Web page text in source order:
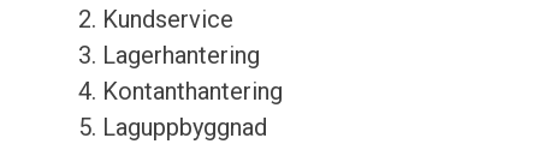
Kundservice
Lagerhantering
Kontanthantering
Laguppbyggnad